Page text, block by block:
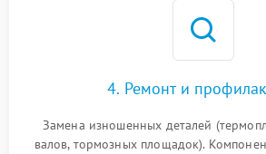
4. Ремонт и
Замена изношенных деталей
валов, тормозных площадок).